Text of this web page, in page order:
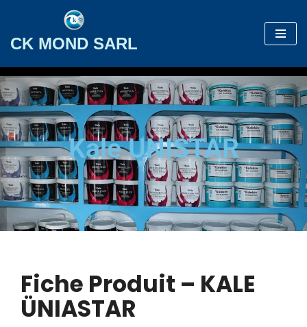
Aller
contenu
CK MOND SARL
Kale UNISTAR
Fiche Produit – KALE
ÜNIASTAR